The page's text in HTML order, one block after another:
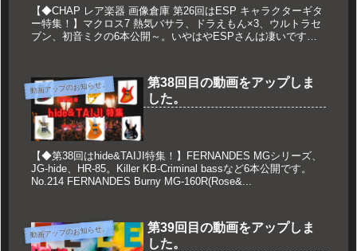
【◆CHAP レア楽器 画像倉庫 第26回はESP キャラクターギタ
ー特集！】マクロス7 熱気バサラ、ドラえもん×3、ウルトラセ
ブン、初音ミクの6本公開～。いやはやESPさんは凄いですね
動画アップのお知らせ。
第38回目の動画をアップしま
した。
【◆第38回はhide&TAIJI特集！】FERNANDES MGシリーズ、
JG-hide、HR-85。Killer KB-Criminal bassなど6本公開です。
No.214 FERNANDES Burny MG-160R(Rose&...
動画アップのお知らせ。
第39回目の動画をアップしま
した。